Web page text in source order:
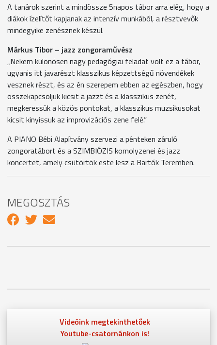
A tanárok szerint a mindössze 5napos tábor arra elég, hogy a
diákok ízelítőt kapjanak az intenzív munkából, a résztvevők
mindegyike zenésznek készül.
Márkus Tibor – jazz zongoraművész
„Nekem különösen nagy pedagógiai feladat volt ez a tábor,
ugyanis itt javarészt klasszikus képzettségű növendékek
vesznek részt, és az én szerepem ebben az egészben, hogy
összekapcsoljuk kicsit a jazzt és a klasszikus zenét,
megkeressük a közös pontokat, a klasszikus muzsikusokat
kicsit kinyissuk az improvizációs zene felé.”
A PIANO Bébi Alapítvány szervezi a pénteken záruló
zongoratábort és a SZIMBIÓZIS komolyzenei és jazz
koncertet, amely csütörtök este lesz a Bartók Teremben.
MEGOSZTÁS
Videóink megtekinthetőek
Youtube-csatornánkon is!